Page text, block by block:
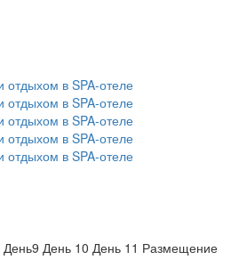
День9 День 10 День 11 Размещение